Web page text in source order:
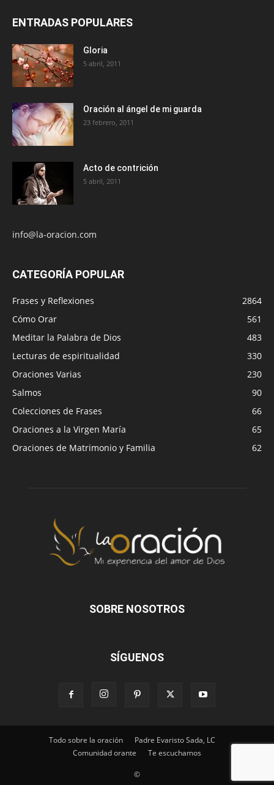
ENTRADAS POPULARES
Gloria
5 abril, 2011
Oración al ángel de mi guarda
23 febrero, 2011
Acto de contrición
5 abril, 2011
info@la-oracion.com
CATEGORÍA POPULAR
Frases y Reflexiones
2864
Cómo Orar
561
Meditar la Palabra de Dios
483
Lecturas de espiritualidad
330
Oraciones Varias
230
Salmos
90
Colecciones de Frases
66
Oraciones a la Virgen María
65
Oraciones de Matrimonio y Familia
62
SOBRE NOSOTROS
SÍGUENOS
Todo sobre la oración
Padre Evaristo Sada, LC
Comunidad orante
Te escuchamos
©